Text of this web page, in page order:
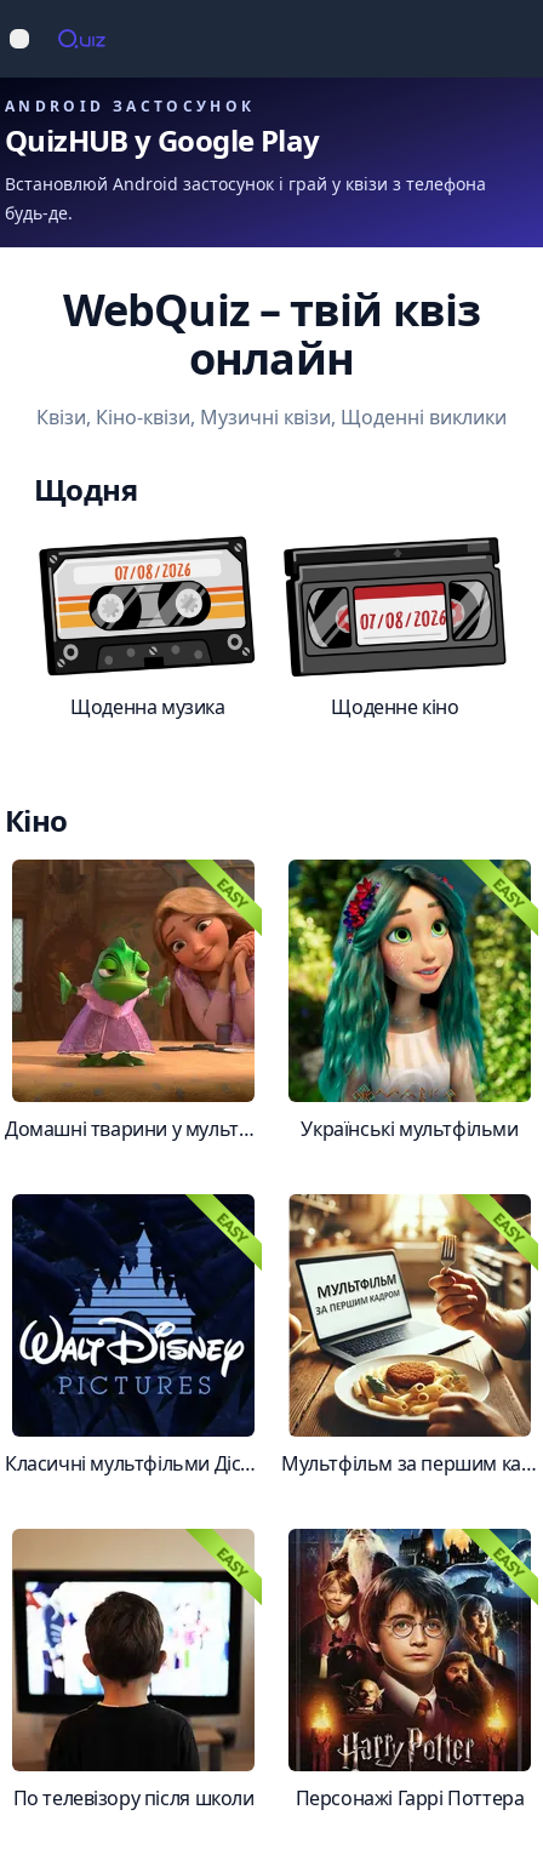
Відкрити меню
ANDROID ЗАСТОСУНОК
QuizHUB у Google Play
Встановлюй Android застосунок і грай у квізи з телефона
будь-де.
WebQuiz – твій квіз
онлайн
Квізи, Кіно-квізи, Музичні квізи, Щоденні виклики
Щодня
Щоденна музика Щоденне кіно
Кіно
Домашні тварини у мультфільмах Українські мультфільми
Класичні мультфільми Дісней Мультфільм за першим кадром
По телевізору після школи Персонажі Гаррі Поттера